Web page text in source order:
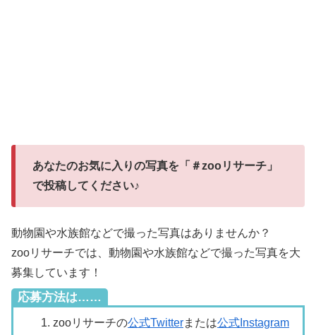
あなたのお気に入りの写真を「＃zooリサーチ」
で投稿してください♪
動物園や水族館などで撮った写真はありませんか？
zooリサーチでは、動物園や水族館などで撮った写真を大
募集しています！
応募方法は……
zooリサーチの公式Twitterまたは公式Instagram